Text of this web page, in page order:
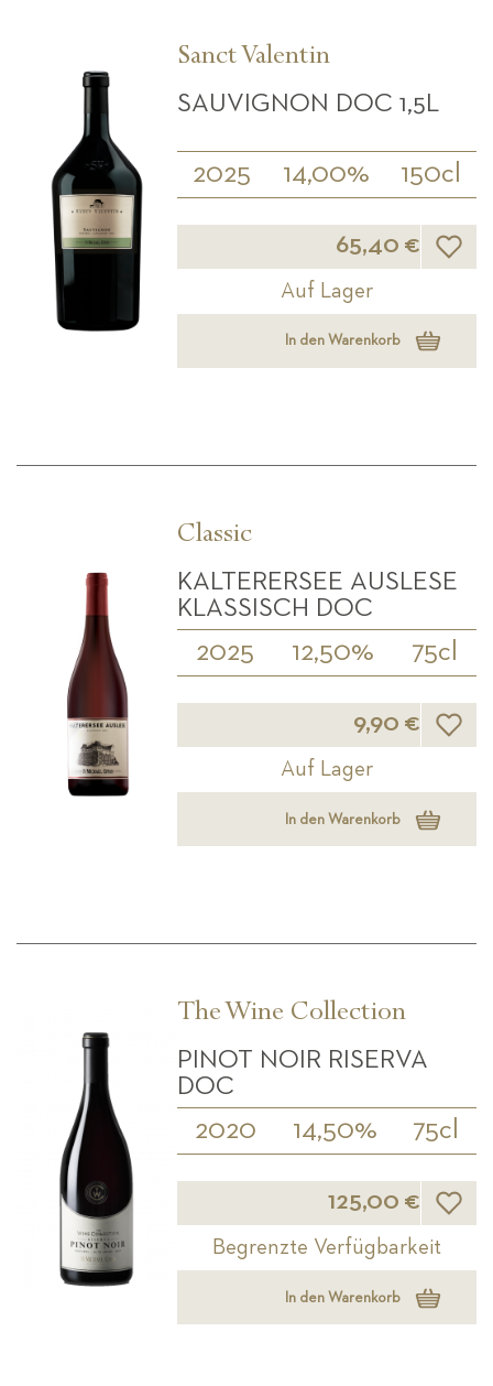
Sanct Valentin
SAUVIGNON DOC 1,5L
2025 14,00% 150cl
65,40 €
Auf Lager
In den Warenkorb
Classic
KALTERERSEE AUSLESE
KLASSISCH DOC
2025 12,50% 75cl
9,90 €
Auf Lager
In den Warenkorb
The Wine Collection
PINOT NOIR RISERVA
DOC
2020 14,50% 75cl
125,00 €
Begrenzte Verfügbarkeit
In den Warenkorb